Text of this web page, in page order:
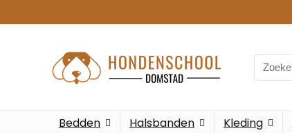
Search
for:
Bedden Halsbanden Kleding